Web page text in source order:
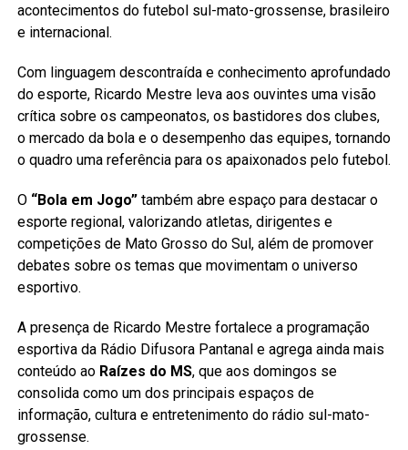
acontecimentos do futebol sul-mato-grossense, brasileiro
e internacional.
Com linguagem descontraída e conhecimento aprofundado
do esporte, Ricardo Mestre leva aos ouvintes uma visão
crítica sobre os campeonatos, os bastidores dos clubes,
o mercado da bola e o desempenho das equipes, tornando
o quadro uma referência para os apaixonados pelo futebol.
O “Bola em Jogo”também abre espaço para destacar o
esporte regional, valorizando atletas, dirigentes e
competições de Mato Grosso do Sul, além de promover
debates sobre os temas que movimentam o universo
esportivo.
A presença de Ricardo Mestre fortalece a programação
esportiva da Rádio Difusora Pantanal e agrega ainda mais
conteúdo ao Raízes do MS, que aos domingos se
consolida como um dos principais espaços de
informação, cultura e entretenimento do rádio sul-mato-
grossense.